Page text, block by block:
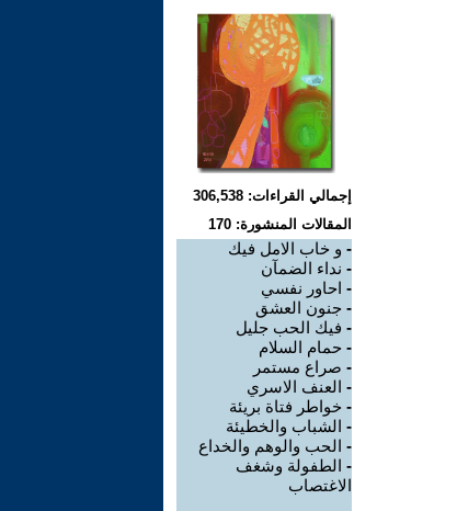
إجمالي القراءات: 306,538
المقالات المنشورة: 170
- و خاب الامل فيك
- نداء الضمآن
- احاور نفسي
- جنون العشق
- فيك الحب جليل
- حمام السلام
- صراع مستمر
- العنف الاسري
- خواطر فتاة بريئة
- الشباب والخطيئة
- الحب والوهم والخداع
- الطفولة وشغف
الاغتصاب